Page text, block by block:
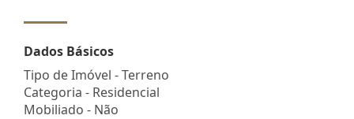
Dados Básicos
Tipo de Imóvel - Terreno
Categoria - Residencial
Mobiliado - Não